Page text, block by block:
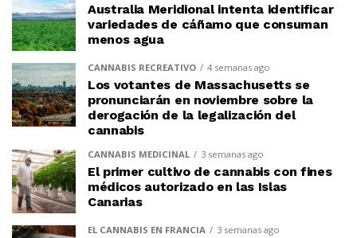
Australia Meridional intenta identificar
variedades de cáñamo que consuman
menos agua
CANNABIS RECREATIVO 4 semanas ago
Los votantes de Massachusetts se
pronunciarán en noviembre sobre la
derogación de la legalización del
cannabis
CANNABIS MEDICINAL 3 semanas ago
El primer cultivo de cannabis con fines
médicos autorizado en las Islas
Canarias
EL CANNABIS EN FRANCIA 3 semanas ago